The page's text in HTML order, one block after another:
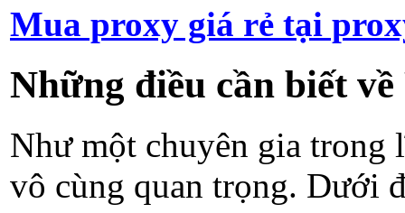
Mua proxy giá rẻ tại
Những điều cần biết
Như một chuyên gia trong
vô cùng quan trọng. Dưới